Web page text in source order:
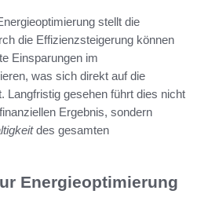
stellt die
die Effizienzsteigerung können
Einsparungen im
was sich direkt auf die
Langfristig gesehen führt dies nicht
Ergebnis, sondern
des gesamten
Energieoptimierung